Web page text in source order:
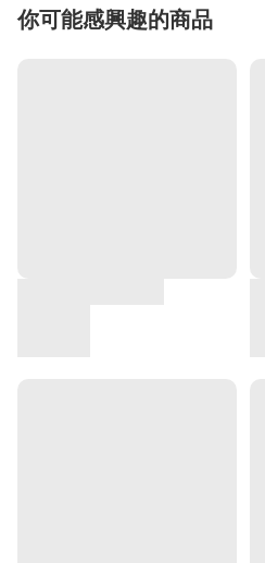
你可能感興趣的商品